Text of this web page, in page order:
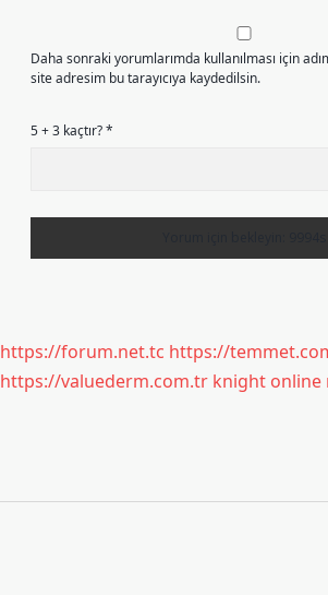
Daha sonraki yorumlarımda kullanılması için
site adresim bu tarayıcıya kaydedilsin.
5 + 3 kaçtır?*
https://forum.net.tc https://
https://valuederm.com.tr knight online